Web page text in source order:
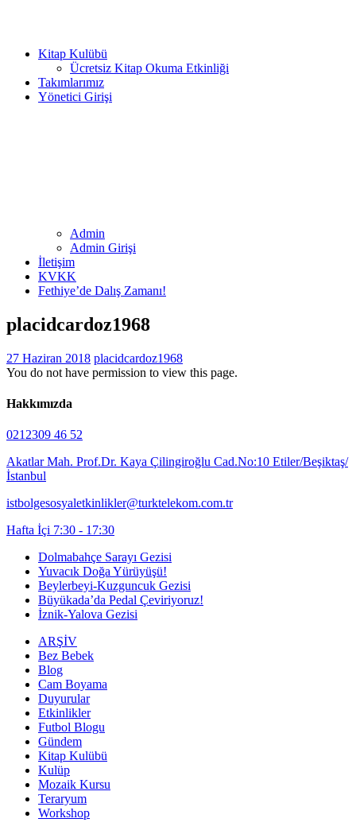
Kitap Kulübü
Ücretsiz Kitap Okuma Etkinliği
Takımlarımız
Yönetici Girişi
Admin
Admin Girişi
İletişim
KVKK
Fethiye’de Dalış Zamanı!
placidcardoz1968
27 Haziran 2018 placidcardoz1968
You do not have permission to view this page.
Hakkımızda
0212309 46 52
Akatlar Mah. Prof.Dr. Kaya Çilingiroğlu Cad.No:10 Etiler/Beşiktaş/
İstanbul
istbolgesosyaletkinlikler@turktelekom.com.tr
Hafta İçi 7:30 - 17:30
Dolmabahçe Sarayı Gezisi
Yuvacık Doğa Yürüyüşü!
Beylerbeyi-Kuzguncuk Gezisi
Büyükada’da Pedal Çeviriyoruz!
İznik-Yalova Gezisi
ARŞİV
Bez Bebek
Blog
Cam Boyama
Duyurular
Etkinlikler
Futbol Blogu
Gündem
Kitap Kulübü
Kulüp
Mozaik Kursu
Teraryum
Workshop